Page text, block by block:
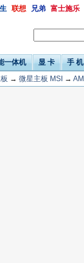
联想 兄弟 富士施乐
一体机 显 卡
手 机
→ 微星主板 MSI →